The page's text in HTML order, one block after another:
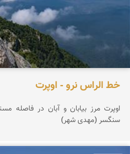
خط الراس نرو - اوپرت
سنگسر (مهدی شهر)